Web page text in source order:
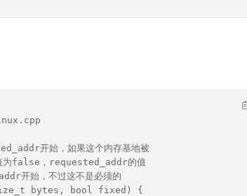
开始，如果这个内存基地被
为false，requested_addr的值
开始，不过这不是必须的
bytes, bool fixed) {